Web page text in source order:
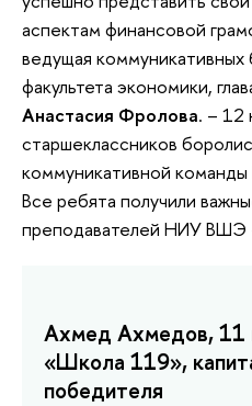
аспектам финансовой
ведущая коммуникативных
факультета экономики,
Анастасия Фролова. – 12
старшеклассников
коммуникативной
Все ребята получили
преподавателей НИУ ВШЭ
Ахмед Ахмедов,
«Школа 119»,
победителя